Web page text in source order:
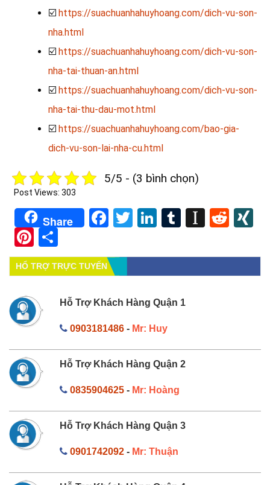
☑️ https://suachuanhahuyhoang.com/dich-vu-son-
nha.html
☑️ https://suachuanhahuyhoang.com/dich-vu-son-
nha-tai-thuan-an.html
☑️ https://suachuanhahuyhoang.com/dich-vu-son-
nha-tai-thu-dau-mot.html
☑️ https://suachuanhahuyhoang.com/bao-gia-
dich-vu-son-lai-nha-cu.html
5/5 - (3 bình chọn)
Post Views: 303
Share Facebook
TwitterLinkedIn
Tumblr
Pinterest
HỔ TRỢ TRỰC TUYẾN
Hỗ Trợ Khách Hàng Quận 1
0903181486- Mr: Huy
Hỗ Trợ Khách Hàng Quận 2
0835904625- Mr: Hoàng
Hỗ Trợ Khách Hàng Quận 3
0901742092- Mr: Thuận